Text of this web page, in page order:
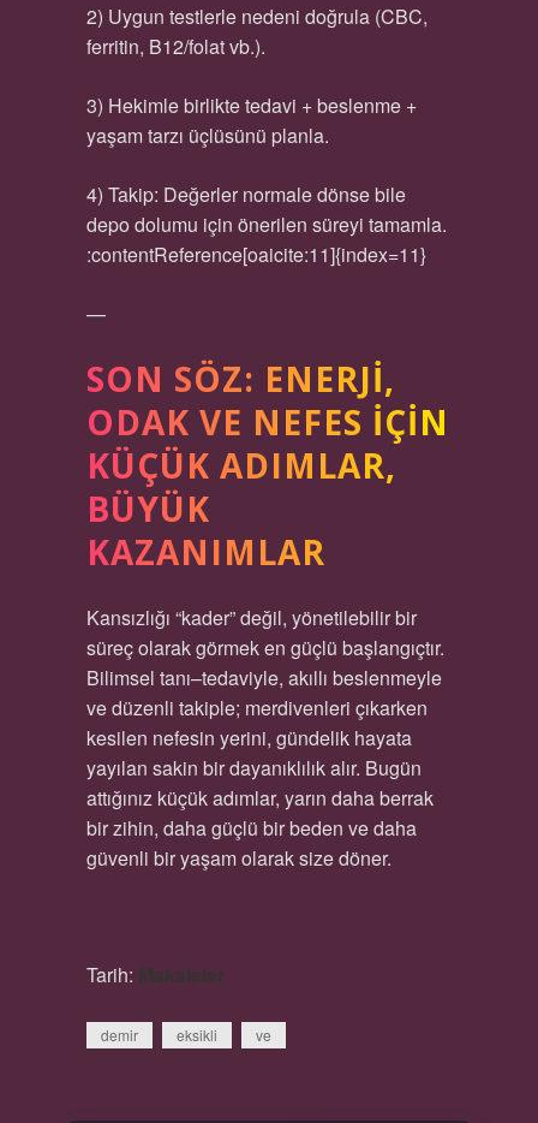
2) Uygun testlerle nedeni doğrula (CBC,
ferritin, B12/folat vb.).
3) Hekimle birlikte tedavi + beslenme +
yaşam tarzı üçlüsünü planla.
4) Takip: Değerler normale dönse bile
depo dolumu için önerilen süreyi tamamla.
:contentReference[oaicite:11]{index=11}
—
SON SÖZ: ENERJI,
ODAK VE NEFES İÇIN
KÜÇÜK ADIMLAR,
BÜYÜK
KAZANIMLAR
Kansızlığı “kader” değil, yönetilebilir bir
süreç olarak görmek en güçlü başlangıçtır.
Bilimsel tanı–tedaviyle, akıllı beslenmeyle
ve düzenli takiple; merdivenleri çıkarken
kesilen nefesin yerini, gündelik hayata
yayılan sakin bir dayanıklılık alır. Bugün
attığınız küçük adımlar, yarın daha berrak
bir zihin, daha güçlü bir beden ve daha
güvenli bir yaşam olarak size döner.
Tarih: Makaleler
demir eksikli ve